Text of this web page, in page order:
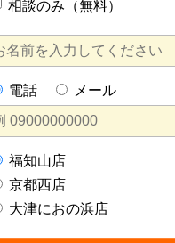
相談のみ（無料）
電話 メール
福知山店
京都西店
大津におの浜店